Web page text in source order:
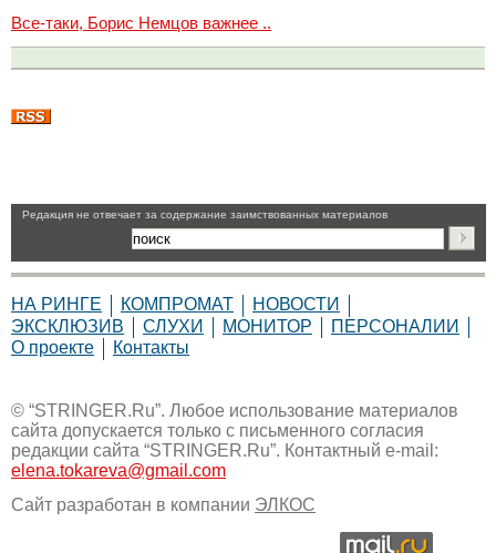
Все-таки, Борис Немцов важнее ..
Pедакция не отвечает за содержание заимствованных материалов
НА РИНГЕ КОМПРОМАТ
НОВОСТИ
ЭКСКЛЮЗИВ
СЛУХИ МОНИТОР
ПЕРСОНАЛИИ
О проекте
Контакты
© “STRINGER.Ru”. Любое использование материалов
сайта допускается только с письменного согласия
редакции сайта “STRINGER.Ru”. Контактный e-mail:
elena.tokareva@gmail.com
Сайт разработан в компании ЭЛКОС